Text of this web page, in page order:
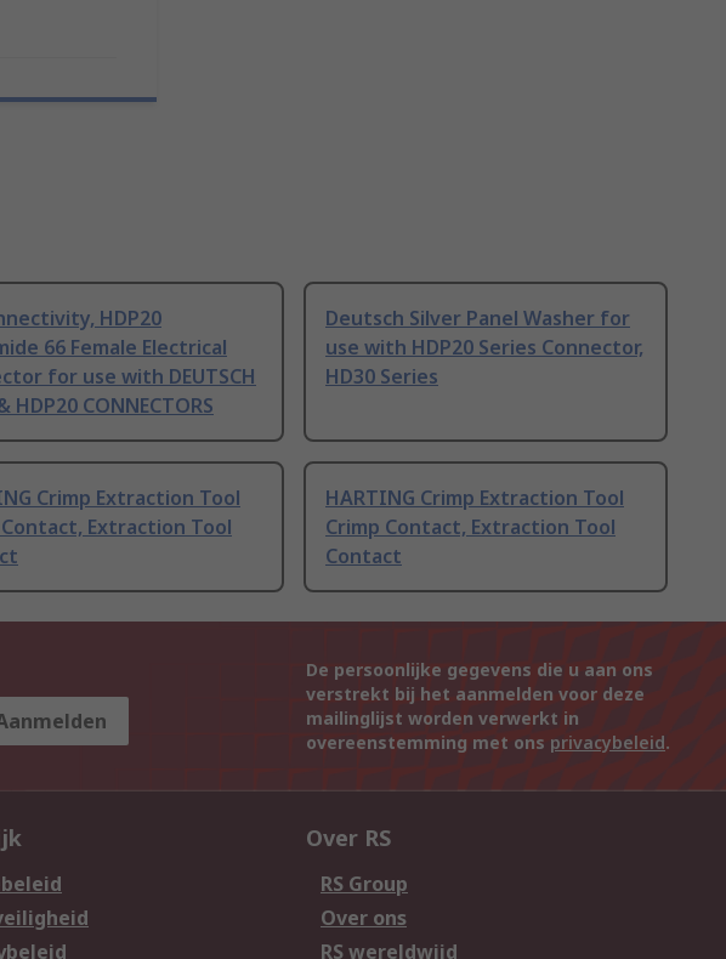
HDP20
66 Female Electrical
for use with DEUTSCH
HDP20 CONNECTORS
Deutsch Silver Panel Washer for
use with HDP20 Series Connector,
HD30 Series
Crimp Extraction Tool
Extraction Tool
HARTING Crimp Extraction Tool
Crimp Contact, Extraction Tool
Contact
De persoonlijke gegevens die u aan ons
verstrekt bij het aanmelden voor deze
mailinglijst worden verwerkt in
overeenstemming met ons privacybeleid.
Over RS
RS Group
Over ons
RS wereldwijd